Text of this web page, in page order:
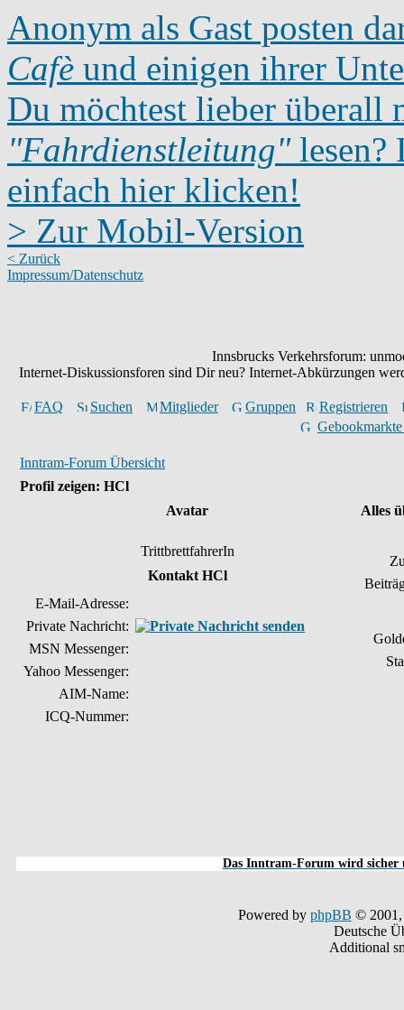
Anonym als Gast posten
Cafè und einigen ihrer
Du möchtest lieber überall
"Fahrdienstleitung"lesen?
einfach hier klicken!
> Zur Mobil-Version
< Zurück
Impressum/Datenschutz
Innsbrucks Verkehrsforum:
Internet-Diskussionsforen sind Dir neu? Internet-Abkürzungen
FAQ Suchen Mitglieder Gruppen
Registrieren
Inntram-Forum Übersicht
Profil zeigen: HCl
Avatar
Alles
TrittbrettfahrerIn
Kontakt HCl
E-Mail-Adresse:
Private Nachricht:
MSN Messenger:
Yahoo Messenger:
AIM-Name:
ICQ-Nummer:
Das Inntram-Forum wird sicher
Powered by phpBB © 2001,
Deutsche
Additional